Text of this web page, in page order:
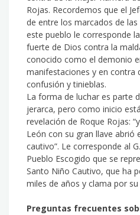
Rojas. Recordemos que el
de entre los marcados de
este pueblo le corresponde
fuerte de Dios contra la
conocido como el demonio
manifestaciones y en contra
confusión y tinieblas.
La forma de luchar es parte
jerarca, pero como inicio
revelación de Roque Rojas:
León con su gran llave abrió
cautivo”. Le corresponde al
Pueblo Escogido que se
Santo Niño Cautivo, que ha
miles de años y clama por su
Preguntas frecuentes